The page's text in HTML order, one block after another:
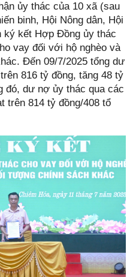
ủy thác của 10 xã (sau
binh, Hội Nông dân, Hội
ký kết Hợp Đồng ủy thác
vay đối với hộ nghèo và
Đến 09/7/2025 tổng dư
816 tỷ đồng, tăng 48 tỷ
đó, dư nợ ủy thác qua các
trên 814 tỷ đồng/408 tổ